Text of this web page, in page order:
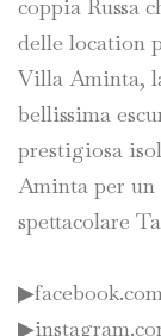
coppia Russa
delle location
Villa Aminta,
bellissima
prestigiosa
Aminta per un
spettacolare